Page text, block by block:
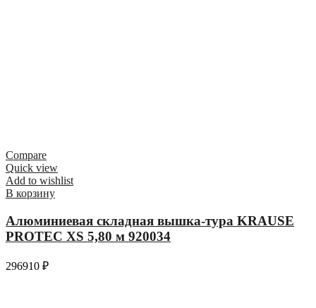
Compare
Quick view
Add to wishlist
В корзину
Алюминиевая складная вышка-тура KRAUSE
PROTEC XS 5,80 м 920034
296910 ₽